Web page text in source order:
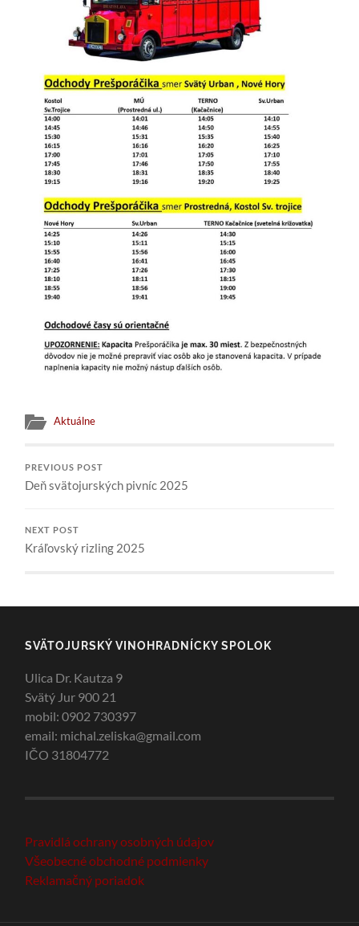
Aktuálne
PREVIOUS POST
Deň svätojurských pivníc 2025
NEXT POST
Kráľovský rizling 2025
SVÄTOJURSKÝ VINOHRADNÍCKY SPOLOK
Ulica Dr. Kautza 9
Svätý Jur 900 21
mobil: 0902 730397
email: michal.zeliska@gmail.com
IČO 31804772
Pravidlá ochrany osobných údajov
Všeobecné obchodné podmienky
Reklamačný poriadok